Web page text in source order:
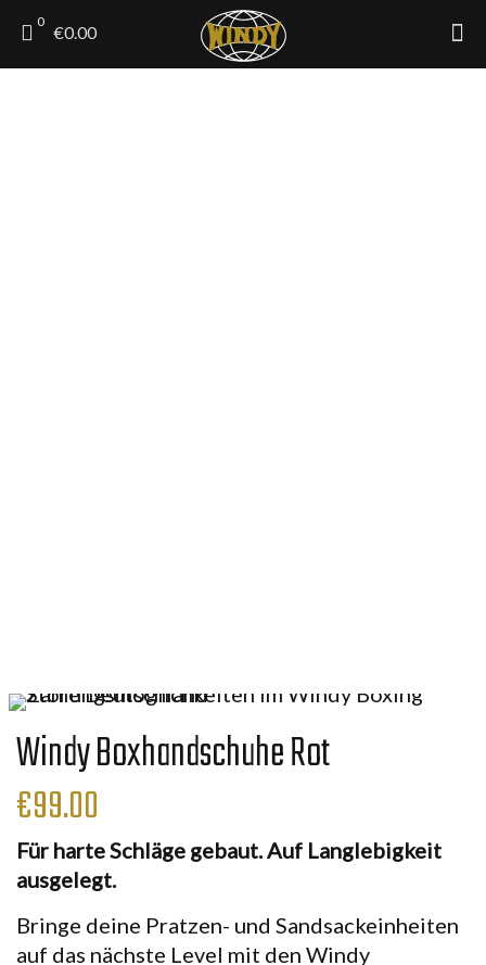
0
€0.00
Windy Boxhandschuhe Rot
€99.00
Für harte Schläge gebaut. Auf Langlebigkeit
ausgelegt.
Bringe deine Pratzen- und Sandsackeinheiten
auf das nächste Level mit den Windy